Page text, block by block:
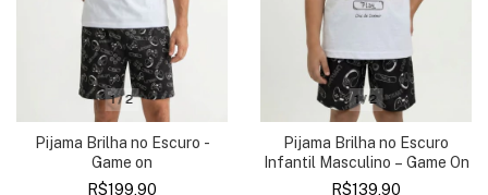
1/2
Pijama Brilha no Escuro -
Game on
R$199,90
1/2
Pijama Brilha no Escuro
Infantil Masculino – Game On
R$139,90